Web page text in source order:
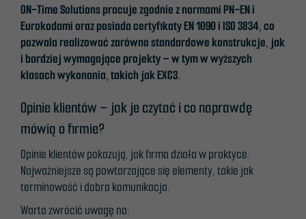
ON-Time Solutions pracuje zgodnie z normami PN-EN i
Eurokodami oraz posiada certyfikaty EN 1090 i ISO 3834, co
pozwala realizować zarówno standardowe konstrukcje, jak
i bardziej wymagające projekty – w tym w wyższych
klasach wykonania, takich jak EXC3.
Opinie klientów – jak je czytać i co naprawdę
mówią o firmie?
Opinie klientów pokazują, jak firma działa w praktyce.
Najważniejsze są powtarzające się elementy, takie jak
terminowość i dobra komunikacja.
Warto zwrócić uwagę na: